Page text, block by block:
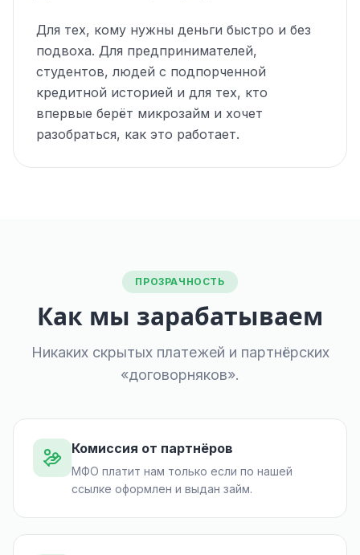
Для тех, кому нужны деньги быстро и без
подвоха. Для предпринимателей,
студентов, людей с подпорченной
кредитной историей и для тех, кто
впервые берёт микрозайм и хочет
разобраться, как это работает.
ПРОЗРАЧНОСТЬ
Как мы зарабатываем
Никаких скрытых платежей и партнёрских
«договорняков».
Комиссия от партнёров
МФО платит нам только если по нашей
ссылке оформлен и выдан займ.